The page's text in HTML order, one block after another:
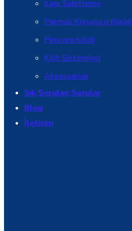
Kapı Sabitleme
Parmak Koruyucu Körük
Pencere Kilidi
Kilit Sistemleri
Aksesuarlar
Sık Sorulan Sorular
Blog
İletişim